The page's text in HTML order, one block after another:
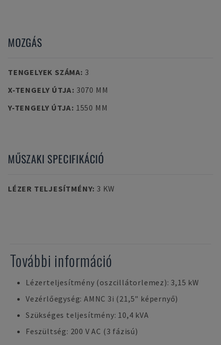
MOZGÁS
TENGELYEK SZÁMA: 3
X-TENGELY ÚTJA: 3070 MM
Y-TENGELY ÚTJA: 1550 MM
MŰSZAKI SPECIFIKÁCIÓ
LÉZER TELJESÍTMÉNY: 3 KW
További információ
Lézerteljesítmény (oszcillátorlemez): 3,15 kW
Vezérlőegység: AMNC 3i (21,5" képernyő)
Szükséges teljesítmény: 10,4 kVA
Feszültség: 200 V AC (3 fázisú)